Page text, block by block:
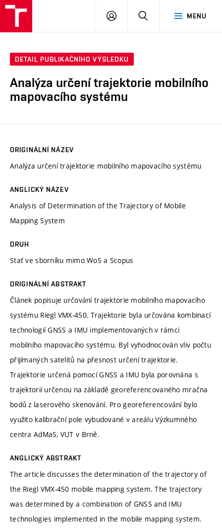
MENU
PŘIHLÁSIT
DETAIL PUBLIKAČNÍHO VÝSLEDKU
Analýza určení trajektorie mobilního
mapovacího systému
ORIGINÁLNÍ NÁZEV
Analýza určení trajektorie mobilního mapovacího systému
ANGLICKÝ NÁZEV
Analysis of Determination of the Trajectory of Mobile
Mapping System
DRUH
Stať ve sborníku mimo WoS a Scopus
ORIGINÁLNÍ ABSTRAKT
Článek popisuje určování trajektorie mobilního mapovacího
systému Riegl VMX-450. Trajektorie byla určována kombinací
technologií GNSS a IMU implementovaných v rámci
mobilního mapovacího systému. Byl vyhodnocován vliv počtu
přijímaných satelitů na přesnost určení trajektorie.
Trajektorie určená pomocí GNSS a IMU byla porovnána s
trajektorií určenou na základě georeferencovaného mračna
bodů z laserového skenování. Pro georeferencování bylo
využito kalibrační pole vybudované v areálu Výzkumného
centra AdMaS, VUT v Brně.
ANGLICKÝ ABSTRAKT
The article discusses the determination of the trajectory of
the Riegl VMX-450 mobile mapping system. The trajectory
was determined by a combination of GNSS and IMU
technologies implemented in the mobile mapping system.